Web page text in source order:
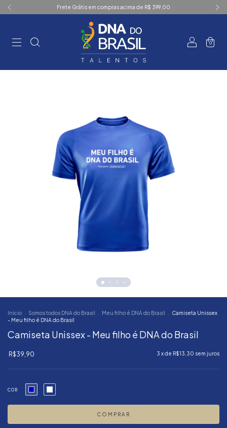
Frete Grátis em compras acima de R$ 399,00
0
Início Somos todos DNA do Brasil Meu filho é DNA do Brasil
Camiseta Unissex
- Meu filho é DNA do Brasil
Camiseta Unissex - Meu filho é DNA do Brasil
R$39,90 3 x de R$13,30 sem juros
COR